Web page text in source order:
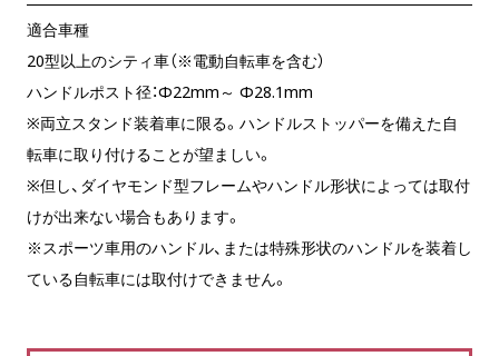
適合車種
20型以上のシティ車（※電動自転車を含む）
ハンドルポスト径：Φ22mm～ Φ28.1mm
※両立スタンド装着車に限る。ハンドルストッパーを備えた自
転車に取り付けることが望ましい。
※但し、ダイヤモンド型フレームやハンドル形状によっては取付
けが出来ない場合もあります。
※スポーツ車用のハンドル、または特殊形状のハンドルを装着し
ている自転車には取付けできません。